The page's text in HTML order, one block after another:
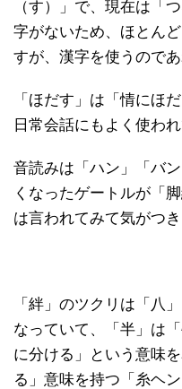
（す）」で、現在は「
字がないため、ほとん
すが、漢字を使うので
「ほだす」は「情にほ
日常会話にもよく使われ
音読みは「ハン」「バ
くなったゲートルが「
は言われてみて気がつき
「絆」のツクリは「八
なっていて、「半」は
に分ける」という意味
る」意味を持つ「糸ヘ